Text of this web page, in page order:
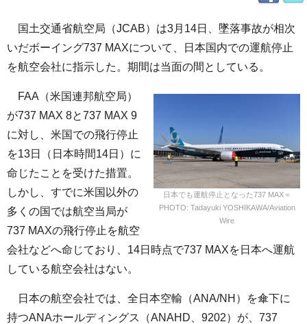
国土交通省航空局（JCAB）は3月14日、墜落事故が相次
いだボーイング737 MAXについて、日本国内での運航停止
を航空会社に指示した。期間は当面の間としている。
日本でも運航停止となった737 MAX＝
PHOTO: Tadayuki YOSHIKAWA/Aviation
Wire
FAA（米国連邦航空局）
が737 MAX 8と737 MAX 9
に対し、米国での飛行停止
を13日（日本時間14日）に
命じたことを受けた措置。
しかし、すでに米国以外の
多くの国では航空当局が
737 MAXの飛行停止を航空
会社などへ命じており、14日時点で737 MAXを日本へ運航
している航空会社はない。
日本の航空会社では、全日本空輸（ANA/NH）を傘下に
持つANAホールディングス（ANAHD、9202）が、737